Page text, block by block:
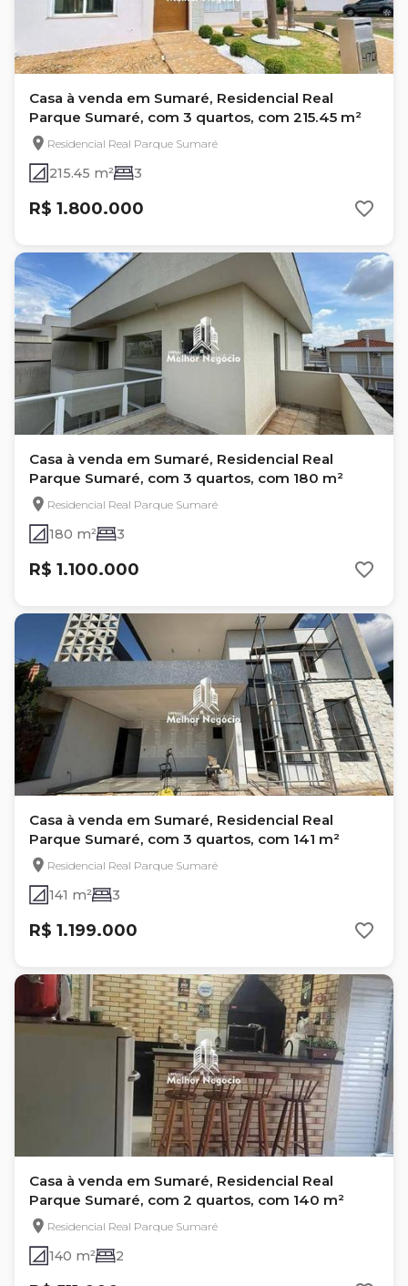
Casa à venda em Sumaré, Residencial Real
Parque Sumaré, com 3 quartos, com 215.45 m²
Residencial Real Parque Sumaré
215.45 m² 3
R$ 1.800.000
Casa à venda em Sumaré, Residencial Real
Parque Sumaré, com 3 quartos, com 180 m²
Residencial Real Parque Sumaré
180 m² 3
R$ 1.100.000
Casa à venda em Sumaré, Residencial Real
Parque Sumaré, com 3 quartos, com 141 m²
Residencial Real Parque Sumaré
141 m² 3
R$ 1.199.000
Casa à venda em Sumaré, Residencial Real
Parque Sumaré, com 2 quartos, com 140 m²
Residencial Real Parque Sumaré
140 m² 2